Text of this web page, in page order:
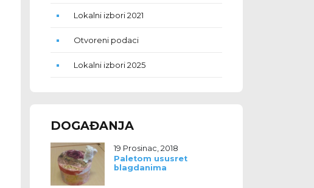
Lokalni izbori 2021
Otvoreni podaci
Lokalni izbori 2025
DOGAĐANJA
19 Prosinac, 2018
Paletom ususret
blagdanima